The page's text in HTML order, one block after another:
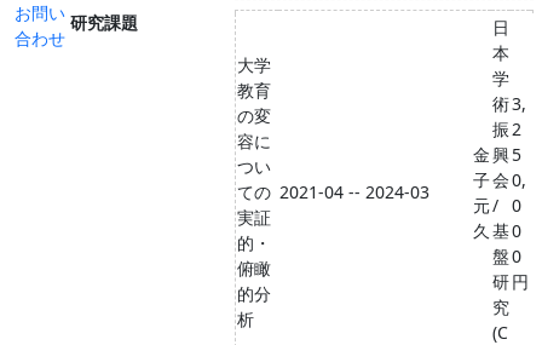
お問い
合わせ
研究課題
大学
教育
の変
容に
つい
ての
実証
的・
俯瞰
的分
析
2021-04 -- 2024-03
金
子
元
久
日
本
学
術
振
興
会
/
基
盤
研
究
(C
3,
2
5
0,
0
0
0
円